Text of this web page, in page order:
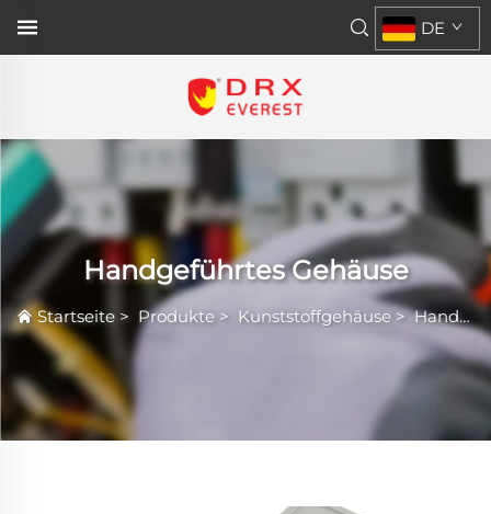
DE
Handgeführtes Gehäuse
Startseite > Produkte> Kunststoffgehäuse >Handgeführtes Gehäuse